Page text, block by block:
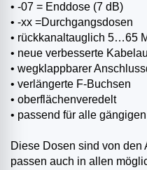
• -07 = Enddose (7 dB)
• -xx =Durchgangsdosen
• rückkanaltauglich 5…65
• neue verbesserte
• wegklappbarer
• verlängerte F-Buchsen
• oberflächenveredelt
• passend für alle
Diese Dosen sind von den
passen auch in allen